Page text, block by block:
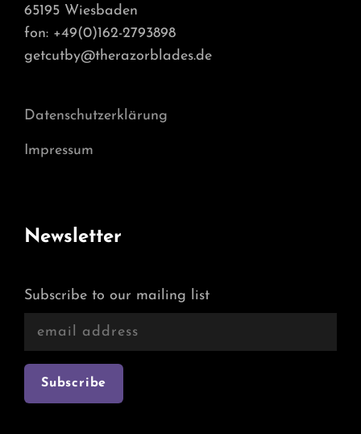
65195 Wiesbaden
fon: +49(0)162-2793898
getcutby@therazorblades.de
Datenschutzerklärung
Impressum
Newsletter
Subscribe to our mailing list